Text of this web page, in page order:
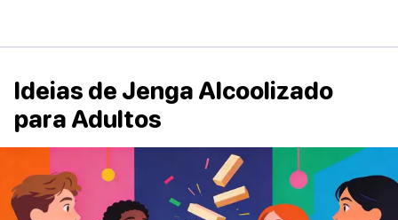
Ideias de Jenga Alcoolizado
para Adultos